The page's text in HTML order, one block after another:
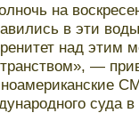
на
в эти
над этим
—
суда